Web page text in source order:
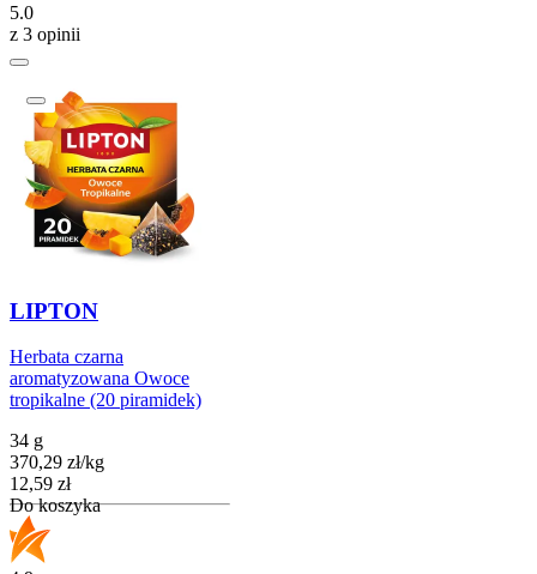
5.0
z 3 opinii
LIPTON
Herbata czarna
aromatyzowana Owoce
tropikalne (20 piramidek)
34 g
370,29 zł/kg
Cena
12,59 zł
Do koszyka